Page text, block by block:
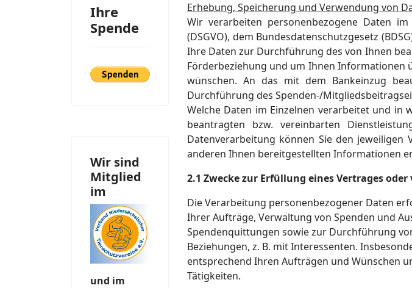
Ihre
Spende
Wir sind
Mitglied
im
und im
Erhebung, Speicherung und Verwendung von
Wir verarbeiten personenbezogene Daten
(DSGVO), dem Bundesdatenschutzgesetz
Ihre Daten zur Durchführung des von Ihnen
Förderbeziehung und um Ihnen Informationen
wünschen. An das mit dem Bankeinzug
Durchführung des Spenden-/
Welche Daten im Einzelnen verarbeitet und in
beantragten bzw. vereinbarten
Datenverarbeitung können Sie den
anderen Ihnen bereitgestellten Informationen
2.1 Zwecke zur Erfüllung eines Vertrages
Die Verarbeitung personenbezogener Daten
Ihrer Aufträge, Verwaltung von Spenden und
Spendenquittungen sowie zur Durchführung
Beziehungen, z. B. mit Interessenten.
entsprechend Ihren Aufträgen und Wünschen
Tätigkeiten.